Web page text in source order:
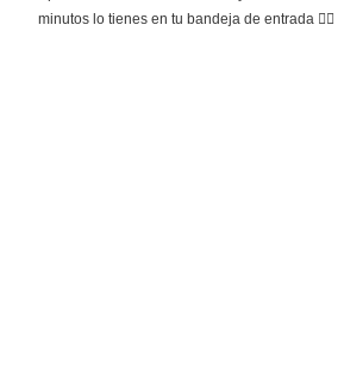
minutos lo tienes en tu bandeja de entrada 👇🏻